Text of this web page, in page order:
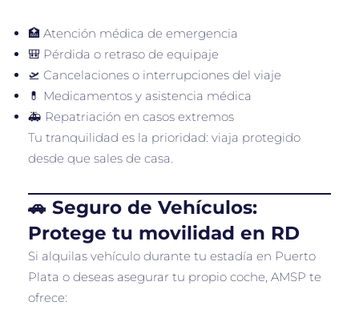
🏥 Atención médica de emergencia
🎒 Pérdida o retraso de equipaje
🛫 Cancelaciones o interrupciones del viaje
💊 Medicamentos y asistencia médica
🚑 Repatriación en casos extremos
Tu tranquilidad es la prioridad: viaja protegido
desde que sales de casa.
🚗 Seguro de Vehículos:
Protege tu movilidad en RD
Si alquilas vehículo durante tu estadía en Puerto
Plata o deseas asegurar tu propio coche, AMSP te
ofrece: